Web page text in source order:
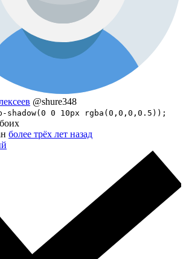
@shure348
0 10px rgba(0,0,0,0.5));
более трёх лет назад